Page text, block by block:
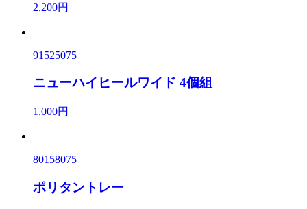
2,200円
91525075
ニューハイヒールワイド 4個組
1,000円
80158075
ポリタントレー